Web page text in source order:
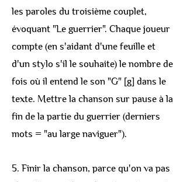
les paroles du troisième couplet,
évoquant "Le guerrier". Chaque joueur
compte (en s'aidant d'une feuille et
d'un stylo s'il le souhaite) le nombre de
fois où il entend le son "G" [g] dans le
texte. Mettre la chanson sur pause à la
fin de la partie du guerrier (derniers
mots = "au large naviguer").
5. Finir la chanson, parce qu'on va pas